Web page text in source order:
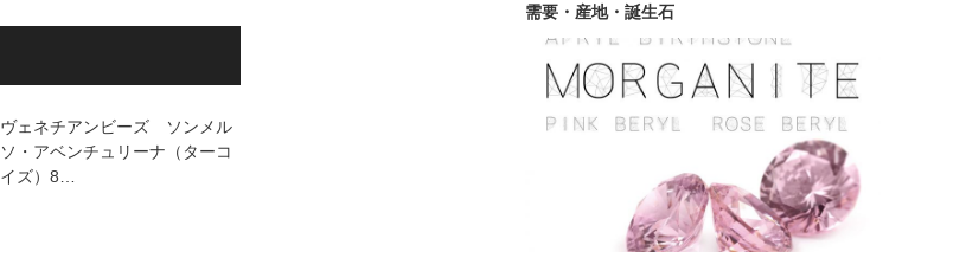
ヴェネチアンビーズ ソンメル
ソ・アベンチュリーナ（ターコ
イズ）8…
需要・産地・誕生石